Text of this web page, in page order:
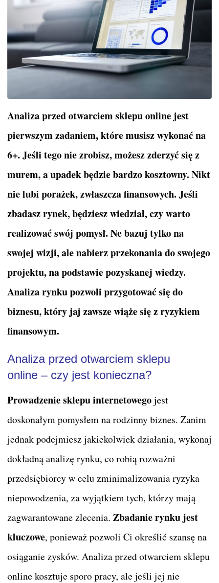
Analiza przed otwarciem sklepu online jest
pierwszym zadaniem, które musisz wykonać na
6+. Jeśli tego nie zrobisz, możesz zderzyć się z
murem, a upadek będzie bardzo kosztowny. Nikt
nie lubi porażek, zwłaszcza finansowych. Jeśli
zbadasz rynek, będziesz wiedział, czy warto
realizować swój pomysł. Ne bazuj tylko na
swojej wizji, ale nabierz przekonania do swojego
projektu, na podstawie pozyskanej wiedzy.
Analiza rynku pozwoli przygotować się do
biznesu, który jaj zawsze wiąże się z ryzykiem
finansowym.
Analiza przed otwarciem sklepu
online – czy jest konieczna?
Prowadzenie sklepu internetowegojest
doskonałym pomysłem na rodzinny biznes. Zanim
jednak podejmiesz jakiekolwiek działania, wykonaj
dokładną analizę rynku, co robią rozważni
przedsiębiorcy w celu zminimalizowania ryzyka
niepowodzenia, za wyjątkiem tych, którzy mają
zagwarantowane zlecenia. Zbadanie rynku jest
kluczowe, ponieważ pozwoli Ci określić szansę na
osiąganie zysków. Analiza przed otwarciem sklepu
online kosztuje sporo pracy, ale jeśli jej nie